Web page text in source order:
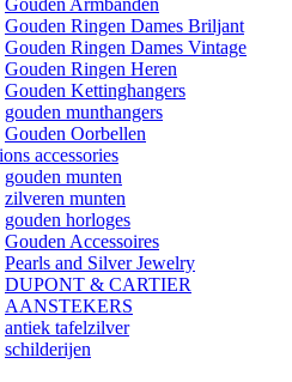
Gouden Armbanden
Gouden Ringen Dames Briljant
Gouden Ringen Dames Vintage
Gouden Ringen Heren
Gouden Kettinghangers
gouden munthangers
Gouden Oorbellen
accessories
gouden munten
zilveren munten
gouden horloges
Gouden Accessoires
Pearls and Silver Jewelry
DUPONT & CARTIER
AANSTEKERS
antiek tafelzilver
schilderijen